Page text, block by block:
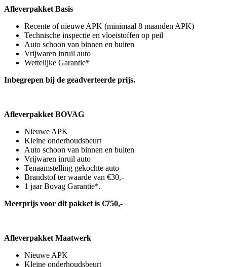
Afleverpakket Basis
Recente of nieuwe APK (minimaal 8 maanden APK)
Technische inspectie en vloeistoffen op peil
Auto schoon van binnen en buiten
Vrijwaren inruil auto
Wettelijke Garantie*
Inbegrepen bij de geadverteerde prijs.
Afleverpakket BOVAG
Nieuwe APK
Kleine onderhoudsbeurt
Auto schoon van binnen en buiten
Vrijwaren inruil auto
Tenaamstelling gekochte auto
Brandstof ter waarde van €30,-
1 jaar Bovag Garantie*.
Meerprijs voor dit pakket is €750,-
Afleverpakket Maatwerk
Nieuwe APK
Kleine onderhoudsbeurt